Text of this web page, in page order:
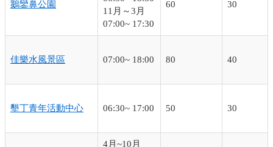
鵝鑾鼻公園
11月～3月
07:00~ 17:30
60 30
佳樂水風景區 07:00~ 18:00 80 40
墾丁青年活動中心 06:30~ 17:00 50 30
4月~10月